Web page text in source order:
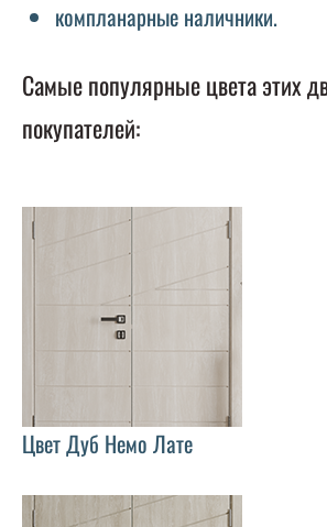
компланарные наличники.
Самые популярные цвета этих
покупателей:
Цвет Дуб Немо Лате